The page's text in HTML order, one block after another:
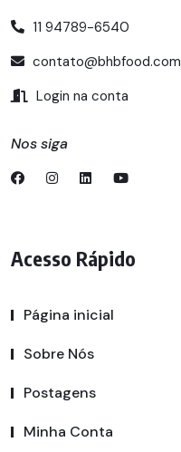
11 94789-6540
contato@bhbfood.com
Login na conta
Nos siga
Acesso Rápido
Página inicial
Sobre Nós
Postagens
Minha Conta